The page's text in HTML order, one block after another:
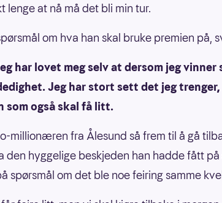
lenge at nå må det bli min tur.
om hva han skal bruke premien på,
har lovet meg selv at dersom jeg vinner
Jeg har stort sett det jeg trenger,
som også skal få litt.
millionæren fra Ålesund så frem til å gå
den hyggelige beskjeden han hadde fått
spørsmål om det ble noe feiring samme